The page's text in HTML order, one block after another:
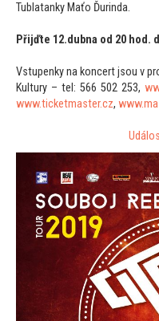
Tublatanky Maťo Ďurinda.
Přijďte 12.dubna od 20 hod.
Vstupenky na koncert jsou v
Kultury – tel: 566 502 253,
www.ticketmaster.cz,